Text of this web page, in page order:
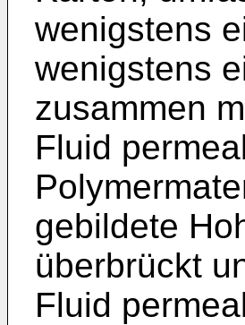
wenigstens
wenigstens
zusammen
Fluid
gebildete
überbrückt
Fluid